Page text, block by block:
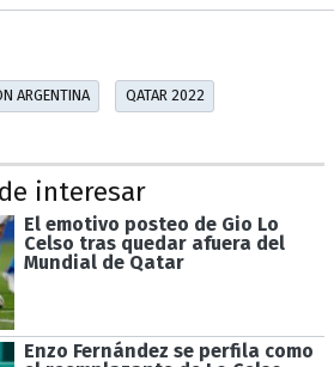
ARGENTINA QATAR 2022
interesar
El emotivo posteo de Gio Lo
Celso tras quedar afuera del
Mundial de Qatar
Enzo Fernández se perfila como